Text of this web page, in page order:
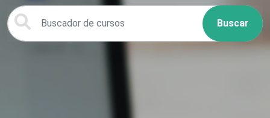
Buscar